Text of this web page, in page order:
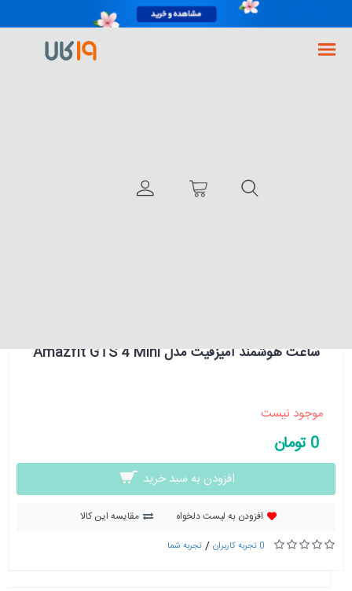
ساعت هوشمند آمیزفیت مدل Amazfit GTS 4 Mini
موجود نیست
0 تومان
افزودن به سبد خرید
افزودن به لیست دلخواه مقایسه این کالا
0 تجربه کاربران / تجربه شما